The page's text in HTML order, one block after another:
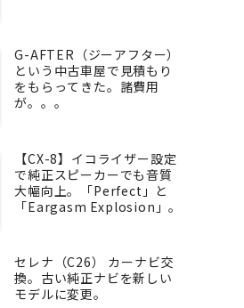
G-AFTER（ジーアフター）
という中古車屋で見積もり
をもらってきた。諸費用
が。。。
【CX-8】イコライザー設定
で純正スピーカーでも音質
大幅向上。「Perfect」と
「Eargasm Explosion」。
セレナ（C26） カーナビ交
換。古い純正ナビを新しい
モデルに変更。